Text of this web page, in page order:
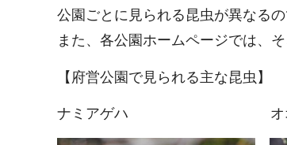
公園ごとに見られる昆虫が異なる
また、各公園ホームページでは、
【府営公園で見られる主な昆虫】
ナミアゲハ オオカ